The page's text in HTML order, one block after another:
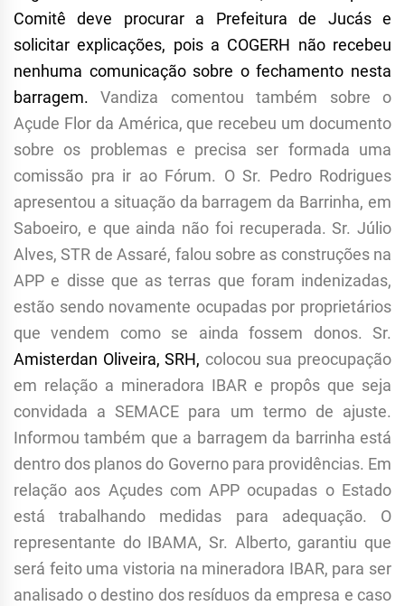
Comitê deve procurar a Prefeitura de Jucás e
solicitar explicações, pois a COGERH não recebeu
nenhuma comunicação sobre ofechamento nesta
barragem.Vandiza comentou também sobre o
Açude Flor da América, que recebeu um documento
sobre os problemas e precisa ser formada uma
comissão pra ir ao Fórum. O Sr. Pedro Rodrigues
apresentou a situação da barragem da Barrinha, em
Saboeiro, e que ainda não foi recuperada. Sr. Júlio
Alves, STR de Assaré, falou sobre as construções na
APP e disse que as terras que foram indenizadas,
estão sendo novamente ocupadas por proprietários
que vendem como se ainda fossem donos. Sr.
Amisterdan Oliveira, SRH, colocou sua preocupação
em relação a mineradora IBAR e propôs que seja
convidada a SEMACE para um termo de ajuste.
Informou também que a barragem da barrinha está
dentro dos planos do Governo para providências. Em
relação aos Açudes com APP ocupadas o Estado
está trabalhando medidas para adequação. O
representante do IBAMA, Sr. Alberto, garantiu que
será feito uma vistoria na mineradora IBAR, para ser
analisado o destino dos resíduos da empresa e caso